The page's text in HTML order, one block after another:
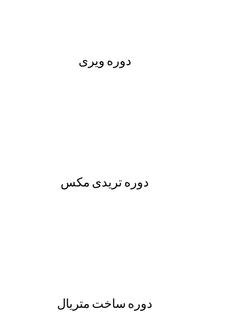
دوره ویری
دوره تریدی مکس
دوره ساخت متریال